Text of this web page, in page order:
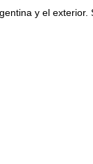
y el